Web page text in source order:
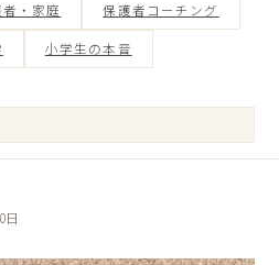
・家庭 保護者コーチング
小学生の本音
日